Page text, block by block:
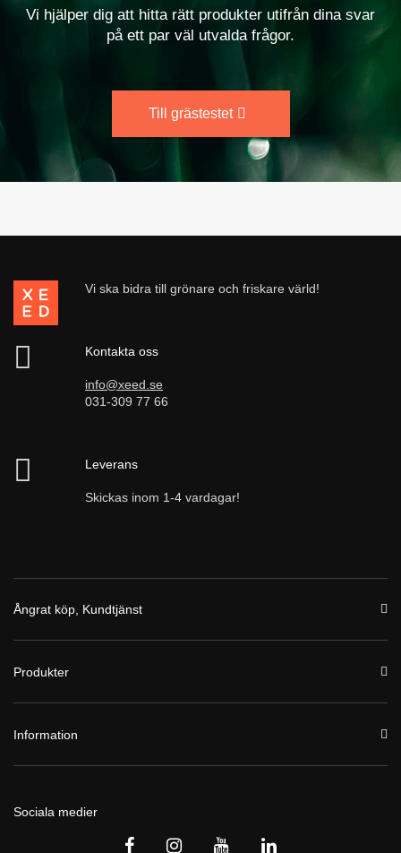
Vi hjälper dig att hitta rätt produkter utifrån dina svar
på ett par väl utvalda frågor.
Till grästestet
Vi ska bidra till grönare och friskare värld!
Kontakta oss
info@xeed.se
031-309 77 66
Leverans
Skickas inom 1-4 vardagar!
Ångrat köp, Kundtjänst
Produkter
Information
Sociala medier